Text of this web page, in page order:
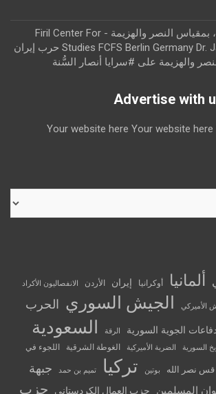
حرب إيران إسرائيل، بمقياس النصر والهزيمة - Firil Center For
Studies FCFS Berlin Germany Dr. Jameel M. Shaheen حرب إيران
والهزيمة على #سرايا أنصار السُّنة
Your website here Your website here
ألمانيا أوكرانيا إيران الأردن الانفصاليون الأكراد
الأميركي الجيش السوري الحرب
الجوية السورية الرقة السعودية
السورية الضربة الأميركية الغوطة الشرقية اللجوء في
نصر الله بوتين تركيا تميم بن حمد
جبهة
المسلمين حزب العمال الكردستاني حزب